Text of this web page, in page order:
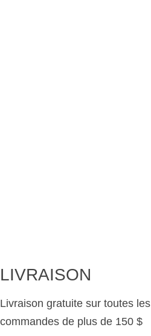
LIVRAISON
Livraison gratuite sur toutes les
commandes de plus de 150 $